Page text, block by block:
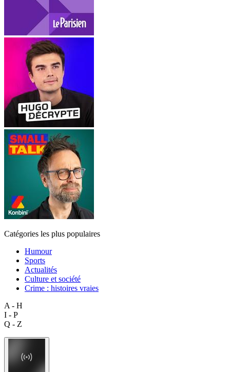
Catégories les plus populaires
Humour
Sports
Actualités
Culture et société
Crime : histoires vraies
A - H
I - P
Q - Z